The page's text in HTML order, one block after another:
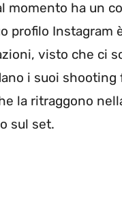
momento ha un
profilo Instagram
visto che ci
i suoi shooting
la ritraggono
sul set.